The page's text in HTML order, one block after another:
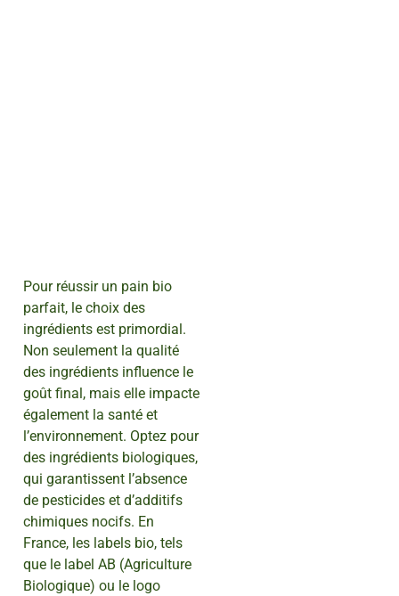
Pour réussir un pain bio
parfait, le choix des
ingrédients est primordial.
Non seulement la qualité
des ingrédients influence le
goût final, mais elle impacte
également la santé et
l’environnement. Optez pour
des ingrédients biologiques,
qui garantissent l’absence
de pesticides et d’additifs
chimiques nocifs. En
France, les labels bio, tels
que le label AB (Agriculture
Biologique) ou le logo